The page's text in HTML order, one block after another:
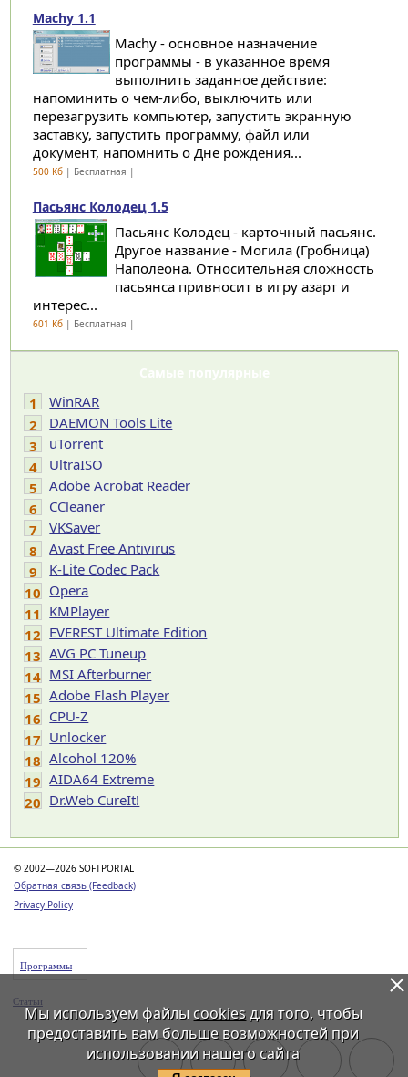
Machy 1.1
Machy - основное назначение
программы - в указанное время
выполнить заданное действие:
напоминить о чем-либо, выключить или
перезагрузить компьютер, запустить экранную
заставку, запустить программу, файл или
документ, напомнить о Дне рождения...
500 Кб| Бесплатная |
Пасьянс Колодец 1.5
Пасьянс Колодец - карточный пасьянс.
Другое название - Могила (Гробница)
Наполеона. Относительная сложность
пасьянса привносит в игру азарт и
интерес...
601 Кб| Бесплатная |
Самые популярные
1
WinRAR
2
DAEMON Tools Lite
3
uTorrent
4
UltraISO
5
Adobe Acrobat Reader
6
CCleaner
7
VKSaver
8
Avast Free Antivirus
9
K-Lite Codec Pack
10 Opera
11 KMPlayer
12 EVEREST Ultimate Edition
13 AVG PC Tuneup
14 MSI Afterburner
15 Adobe Flash Player
16 CPU-Z
17 Unlocker
18 Alcohol 120%
19 AIDA64 Extreme
20 Dr.Web CureIt!
© 2002—2026 SOFTPORTAL
Обратная связь (Feedback)
Privacy Policy
Программы
Статьи
Мы используем файлы cookiesдля того, чтобы
предоставить вам больше возможностей при
использовании нашего сайта